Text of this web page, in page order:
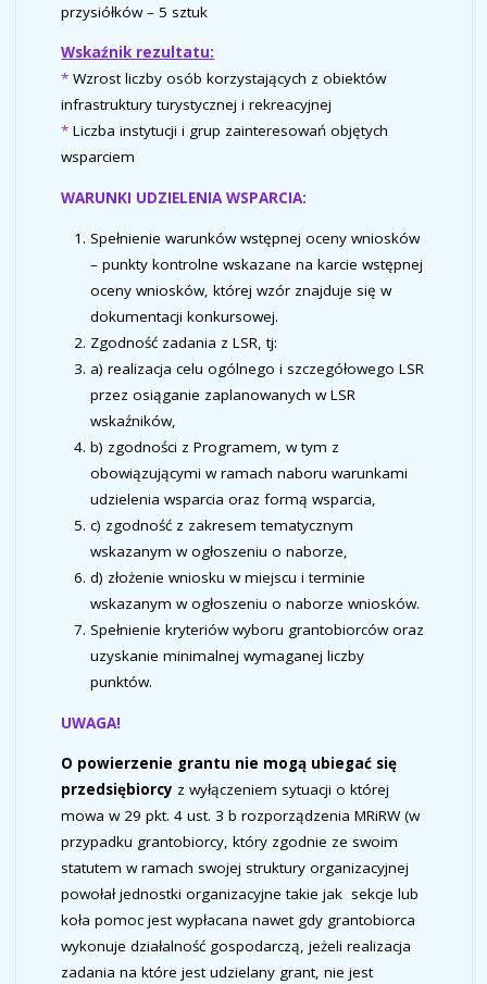
przysiółków – 5 sztuk
Wskaźnik rezultatu:
*Wzrost liczby osób korzystających z obiektów
infrastruktury turystycznej i rekreacyjnej
*Liczba instytucji i grup zainteresowań objętych
wsparciem
WARUNKI UDZIELENIA WSPARCIA:
Spełnienie warunków wstępnej oceny wniosków
– punkty kontrolne wskazane na karcie wstępnej
oceny wniosków, której wzór znajduje się w
dokumentacji konkursowej.
Zgodność zadania z LSR, tj:
a) realizacja celu ogólnego i szczegółowego LSR
przez osiąganie zaplanowanych w LSR
wskaźników,
b) zgodności z Programem, w tym z
obowiązującymi w ramach naboru warunkami
udzielenia wsparcia oraz formą wsparcia,
c) zgodność z zakresem tematycznym
wskazanym w ogłoszeniu o naborze,
d) złożenie wniosku w miejscu i terminie
wskazanym w ogłoszeniu o naborze wniosków.
Spełnienie kryteriów wyboru grantobiorców oraz
uzyskanie minimalnej wymaganej liczby
punktów.
UWAGA!
O powierzenie grantu nie mogą ubiegać się
przedsiębiorcy z wyłączeniem sytuacji o której
mowa w 29 pkt. 4 ust. 3 b rozporządzenia MRiRW (w
przypadku grantobiorcy, który zgodnie ze swoim
statutem w ramach swojej struktury organizacyjnej
powołał jednostki organizacyjne takie jak sekcje lub
koła pomoc jest wypłacana nawet gdy grantobiorca
wykonuje działalność gospodarczą, jeżeli realizacja
zadania na które jest udzielany grant, nie jest